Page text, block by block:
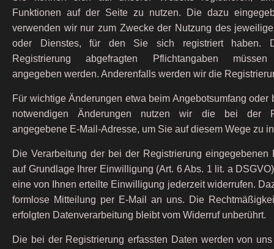
Funktionen auf der Seite zu nutzen. Die dazu
verwenden wir nur zum Zwecke der Nutzung des
oder Dienstes, für den Sie sich registriert haben.
Registrierung abgefragten Pflichtangaben
angegeben werden. Anderenfalls werden wir die
Für wichtige Änderungen etwa beim Angebotsumfang oder
notwendigen Änderungen nutzen wir die bei der
angegebene E-Mail-Adresse, um Sie auf diesem Wege zu
Die Verarbeitung der bei der Registrierung eingegebenen
auf Grundlage Ihrer Einwilligung (Art. 6 Abs. 1 lit. a
eine von Ihnen erteilte Einwilligung jederzeit widerrufen.
formlose Mitteilung per E-Mail an uns. Die
erfolgten Datenverarbeitung bleibt vom Widerruf unberührt.
Die bei der Registrierung erfassten Daten werden von